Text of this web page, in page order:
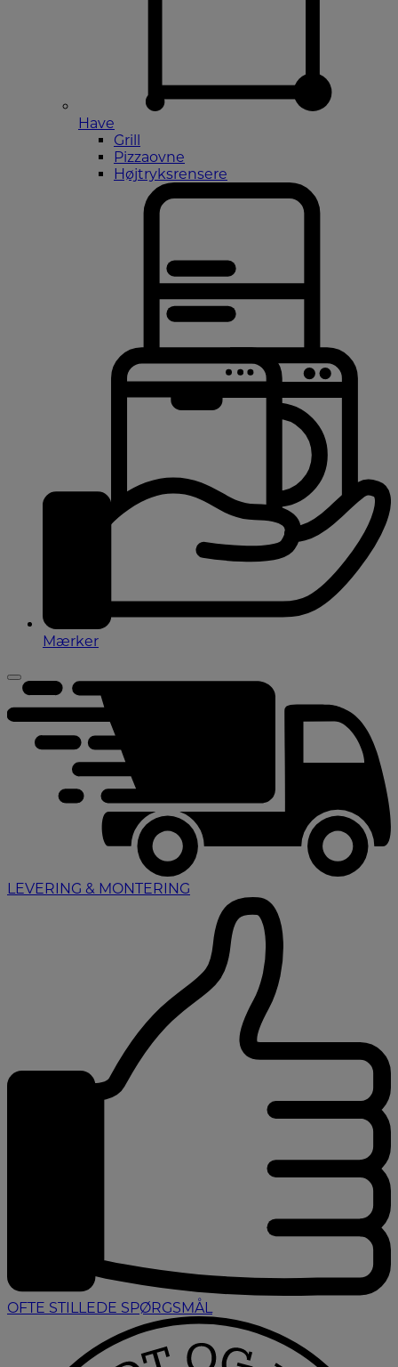
Have
Grill
Pizzaovne
Højtryksrensere
Mærker
LEVERING & MONTERING
OFTE STILLEDE SPØRGSMÅL